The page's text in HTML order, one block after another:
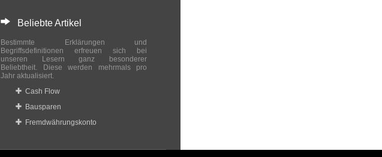
Beliebte Artikel
Bestimmte Erklärungen und
Begriffsdefinitionen erfreuen sich bei
unseren Lesern ganz besonderer
Beliebtheit. Diese werden mehrmals pro
Jahr aktualisiert.
Cash Flow
Bausparen
Fremdwährungskonto